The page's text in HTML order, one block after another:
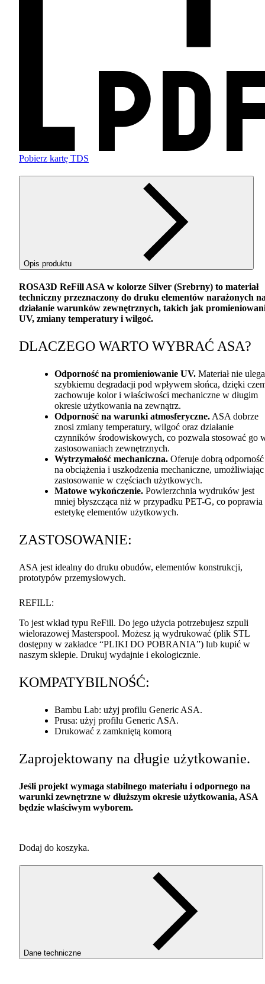
Pobierz kartę TDS
Opis produktu
ROSA3D ReFill ASA w kolorze Silver (Srebrny) to materiał
techniczny przeznaczony do druku elementów narażonych
działanie warunków zewnętrznych, takich jak
UV, zmiany temperatury i wilgoć.
DLACZEGO WARTO WYBRAĆ ASA?
Odporność na promieniowanie UV. Materiał nie ulega
szybkiemu degradacji pod wpływem słońca, dzięki
zachowuje kolor i właściwości mechaniczne w długim
okresie użytkowania na zewnątrz.
Odporność na warunki atmosferyczne. ASA dobrze
znosi zmiany temperatury, wilgoć oraz działanie
czynników środowiskowych, co pozwala stosować go
zastosowaniach zewnętrznych.
Wytrzymałość mechaniczna. Oferuje dobrą odporność
na obciążenia i uszkodzenia mechaniczne, umożliwiając
zastosowanie w częściach użytkowych.
Matowe wykończenie. Powierzchnia wydruków jest
mniej błyszcząca niż w przypadku PET-G, co poprawia
estetykę elementów użytkowych.
ZASTOSOWANIE:
ASA jest idealny do druku obudów, elementów konstrukcji,
prototypów przemysłowych.
REFILL:
To jest wkład typu ReFill. Do jego użycia potrzebujesz szpuli
wielorazowej Masterspool. Możesz ją wydrukować (plik STL
dostępny w zakładce “PLIKI DO POBRANIA”) lub kupić w
naszym sklepie. Drukuj wydajnie i ekologicznie.
KOMPATYBILNOŚĆ:
Bambu Lab: użyj profilu Generic ASA.
Prusa: użyj profilu Generic ASA.
Drukować z zamkniętą komorą
Zaprojektowany na długie użytkowanie.
Jeśli projekt wymaga stabilnego materiału i odpornego na
warunki zewnętrzne w dłuższym okresie użytkowania, ASA
będzie właściwym wyborem.
Dodaj do koszyka.
Dane techniczne